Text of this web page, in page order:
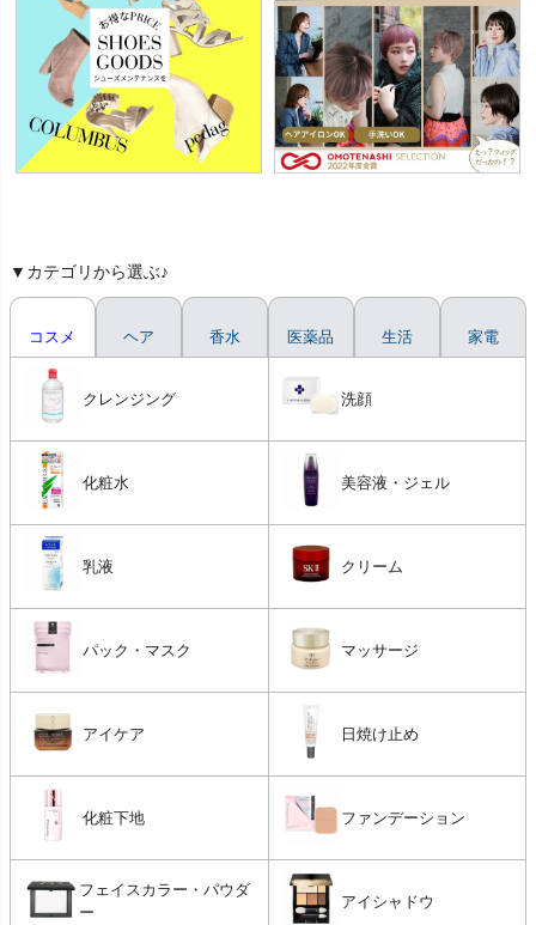
▼カテゴリから選ぶ♪
コスメ
クレンジング 洗顔
化粧水 美容液・ジェル
乳液 クリーム
パック・マスク マッサージ
アイケア 日焼け止め
化粧下地 ファンデーション
フェイスカラー・パウダ
ー
アイシャドウ
ヘア 香水 医薬品 生活 家電